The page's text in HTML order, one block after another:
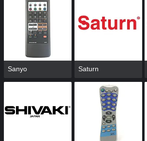
Sanyo Saturn